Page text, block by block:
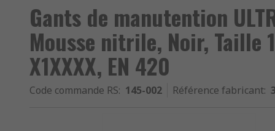
Gants de manutention
Mousse nitrile, Noir, Taille
X1XXXX, EN 420
Code commande RS: 145-002 Référence fabricant: